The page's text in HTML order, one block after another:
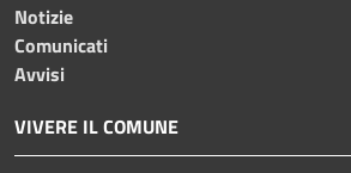
Notizie
Comunicati
Avvisi
VIVERE IL COMUNE